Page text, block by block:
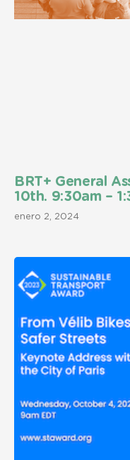
BRT+ General
10th. 9:30am –
enero 2, 2024